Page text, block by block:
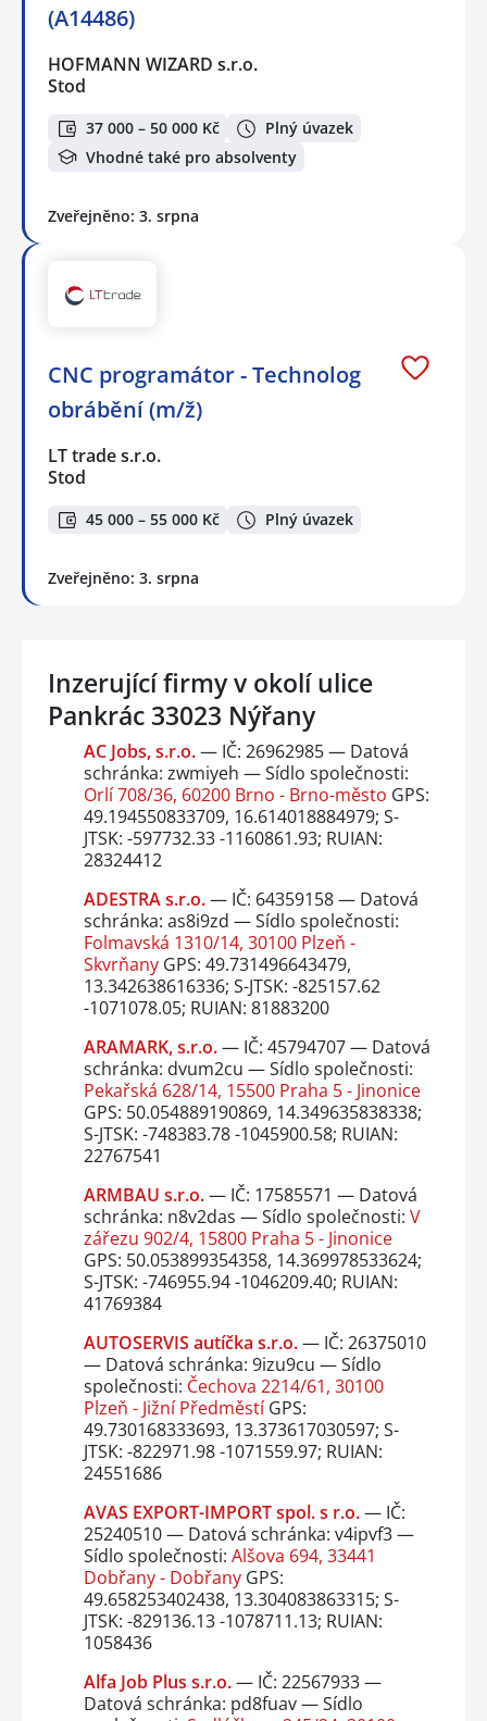
(A14486)
HOFMANN WIZARD s.r.o.
Stod
37 000 – 50 000 Kč
Plný úvazek
Vhodné také pro absolventy
Zveřejněno: 3. srpna
CNC programátor - Technolog
obrábění (m/ž)
LT trade s.r.o.
Stod
45 000 – 55 000 Kč Plný úvazek
Zveřejněno: 3. srpna
Inzerující firmy v okolí ulice
Pankrác 33023 Nýřany
AC Jobs, s.r.o.— IČ: 26962985 — Datová
schránka: zwmiyeh — Sídlo společnosti:
Orlí 708/36, 60200 Brno - Brno-město GPS:
49.194550833709, 16.614018884979; S-
JTSK: -597732.33 -1160861.93; RUIAN:
28324412
ADESTRA s.r.o.— IČ: 64359158 — Datová
schránka: as8i9zd — Sídlo společnosti:
Folmavská 1310/14, 30100 Plzeň -
SkvrňanyGPS: 49.731496643479,
13.342638616336; S-JTSK: -825157.62
-1071078.05; RUIAN: 81883200
ARAMARK, s.r.o.— IČ: 45794707 — Datová
schránka: dvum2cu — Sídlo společnosti:
Pekařská 628/14, 15500 Praha 5 - Jinonice
GPS: 50.054889190869, 14.349635838338;
S-JTSK: -748383.78 -1045900.58; RUIAN:
22767541
ARMBAU s.r.o.— IČ: 17585571 — Datová
schránka: n8v2das — Sídlo společnosti: V
zářezu 902/4, 15800 Praha 5 - Jinonice
GPS: 50.053899354358, 14.369978533624;
S-JTSK: -746955.94 -1046209.40; RUIAN:
41769384
AUTOSERVIS autíčka s.r.o.— IČ: 26375010
— Datová schránka: 9izu9cu — Sídlo
společnosti: Čechova 2214/61, 30100
Plzeň - Jižní PředměstíGPS:
49.730168333693, 13.373617030597; S-
JTSK: -822971.98 -1071559.97; RUIAN:
24551686
AVAS EXPORT-IMPORT spol. s r.o.— IČ:
25240510 — Datová schránka: v4ipvf3 —
Sídlo společnosti: Alšova 694, 33441
Dobřany - DobřanyGPS:
49.658253402438, 13.304083863315; S-
JTSK: -829136.13 -1078711.13; RUIAN:
1058436
Alfa Job Plus s.r.o.— IČ: 22567933 —
Datová schránka: pd8fuav — Sídlo